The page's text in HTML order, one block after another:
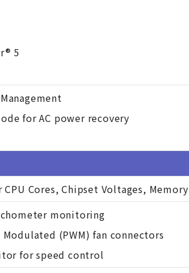
5
for AC power recovery
Cores, Chipset Voltages, Memory
monitoring
(PWM) fan connectors
for speed control